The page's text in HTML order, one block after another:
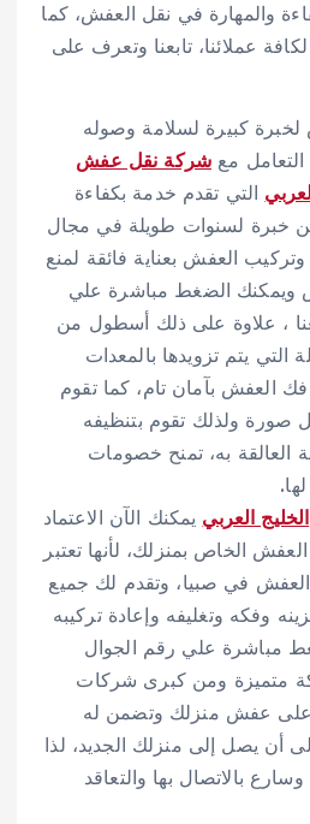
والمهارة في نقل العفش، كما
عملائنا، تابعنا وتعرف على
كبيرة لسلامة وصوله
التعامل معشركة نقل عفش
التي تقدم خدمة بكفاءة
خبرة لسنوات طويلة في مجال
العفش بعناية فائقة لمنع
ويمكنك الضغط مباشرة علي
، علاوة على ذلك أسطول من
التي يتم تزويدها بالمعدات
العفش بآمان تام، كما تقوم
ولذلك تقوم بتنظيفه
العالقة به، تمنح خصومات
الخليج العربي يمكنك الآن الاعتماد
الخاص بمنزلك، لأنها تعتبر
في صبيا، وتقدم لك جميع
وفكه وتغليفه وإعادة تركيبه
مباشرة علي رقم الجوال
متميزة ومن كبرى شركات
على عفش منزلك وتضمن له
أن يصل إلى منزلك الجديد، لذا
بالاتصال بها والتعاقد